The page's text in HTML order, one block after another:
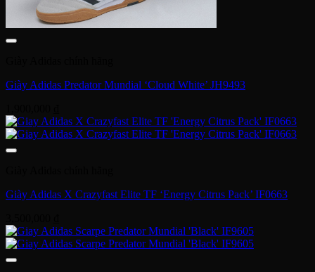
Giày Adidas Predator Mundial ‘Cloud White’ JH9493
Giày Adidas X Crazyfast Elite TF ‘Energy Citrus Pack’ IF0663